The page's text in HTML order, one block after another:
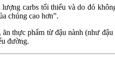
carbs tối thiểu và do đó
chúng cao hơn”.
thực phẩm từ đậu nành (như
đường.